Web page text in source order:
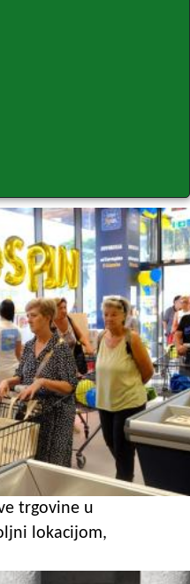
trgovine u
lokacijom,